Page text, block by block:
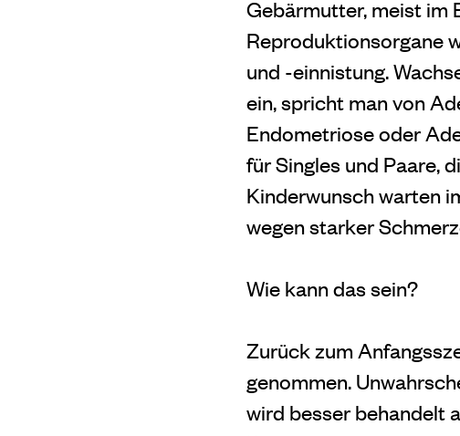
Gebärmutter, meist im
Reproduktionsorgane
und -einnistung.
ein, spricht man von
Endometriose oder
für Singles und Paare,
Kinderwunsch warten
wegen starker
Wie kann das sein?
Zurück zum
genommen.
wird besser behandelt